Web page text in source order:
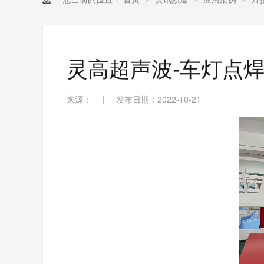
灵高超声波-车灯点焊
来源： | 发布日期：2022-10-21